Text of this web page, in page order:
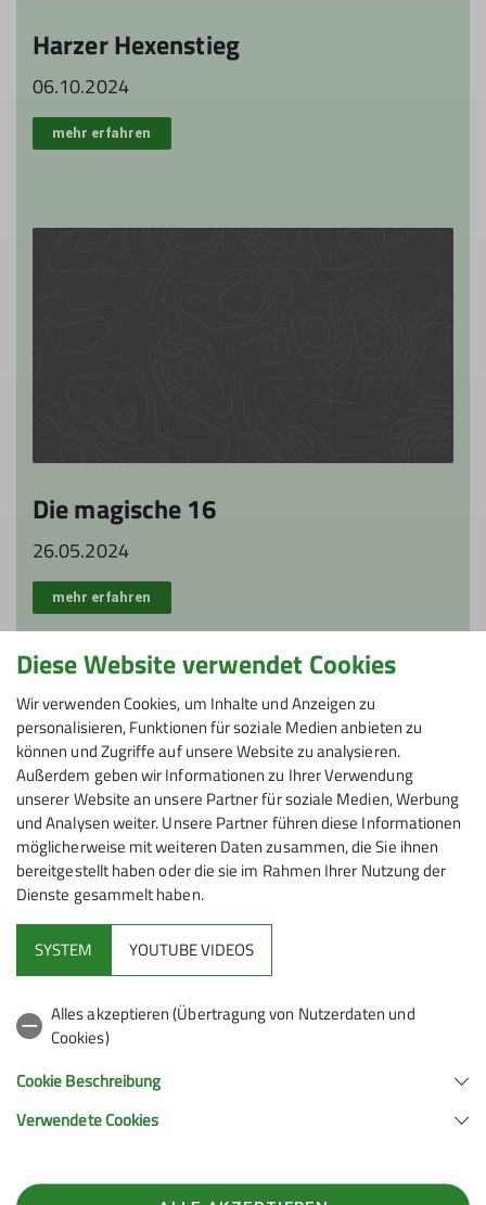
Harzer Hexenstieg
06.10.2024
mehr erfahren
Die magische 16
26.05.2024
mehr erfahren
Hierfindest du alle Berichte von unseren vergangenen
Wanderungen.
Service
Sektion Mönchengladbach des Deutschen Alpenvereins e.V.
Diese Website verwendet Cookies
Wir verwenden Cookies, um Inhalte und Anzeigen zu
personalisieren, Funktionen für soziale Medien anbieten zu
können und Zugriffe auf unsere Website zu analysieren.
Außerdem geben wir Informationen zu Ihrer Verwendung
unserer Website an unsere Partner für soziale Medien, Werbung
und Analysen weiter. Unsere Partner führen diese Informationen
möglicherweise mit weiteren Daten zusammen, die Sie ihnen
bereitgestellt haben oder die sie im Rahmen Ihrer Nutzung der
Dienste gesammelt haben.
SYSTEM YOUTUBE VIDEOS
Alles akzeptieren (Übertragung von Nutzerdaten und
Cookies)
Cookie Beschreibung
Verwendete Cookies